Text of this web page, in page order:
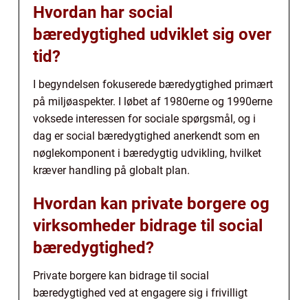
Hvordan har social
bæredygtighed udviklet sig over
tid?
I begyndelsen fokuserede bæredygtighed primært
på miljøaspekter. I løbet af 1980erne og 1990erne
voksede interessen for sociale spørgsmål, og i
dag er social bæredygtighed anerkendt som en
nøglekomponent i bæredygtig udvikling, hvilket
kræver handling på globalt plan.
Hvordan kan private borgere og
virksomheder bidrage til social
bæredygtighed?
Private borgere kan bidrage til social
bæredygtighed ved at engagere sig i frivilligt